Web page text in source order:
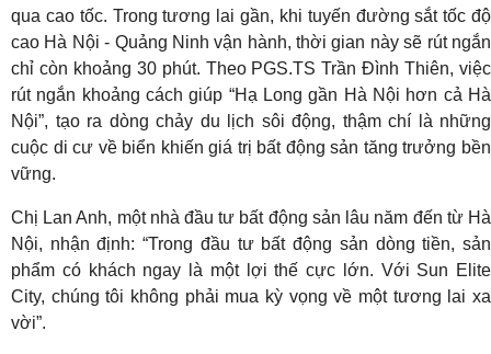
qua cao tốc. Trong tương lai gần, khi tuyến đường sắt tốc độ
cao Hà Nội - Quảng Ninh vận hành, thời gian này sẽ rút ngắn
chỉ còn khoảng 30 phút. Theo PGS.TS Trần Đình Thiên, việc
rút ngắn khoảng cách giúp “Hạ Long gần Hà Nội hơn cả Hà
Nội”, tạo ra dòng chảy du lịch sôi động, thậm chí là những
cuộc di cư về biển khiến giá trị bất động sản tăng trưởng bền
vững.
Chị Lan Anh, một nhà đầu tư bất động sản lâu năm đến từ Hà
Nội, nhận định: “Trong đầu tư bất động sản dòng tiền, sản
phẩm có khách ngay là một lợi thế cực lớn. Với Sun Elite
City, chúng tôi không phải mua kỳ vọng về một tương lai xa
vời”.